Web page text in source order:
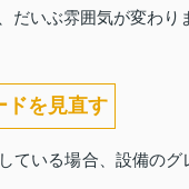
だいぶ雰囲気が変わり
ドを見直す
ている場合、設備のグ